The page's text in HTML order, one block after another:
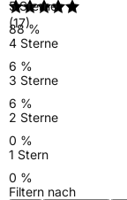
(17)
5 Sterne
88 %
4 Sterne
6 %
3 Sterne
6 %
2 Sterne
0 %
1 Stern
0 %
Filtern nach